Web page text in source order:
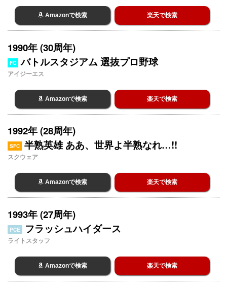
Amazonで検索 楽天で検索
1990年 (30周年)
FC バトルスタジアム 選抜プロ野球
アイジーエス
Amazonで検索 楽天で検索
1992年 (28周年)
SFC 半熟英雄 ああ、世界よ半熟なれ…!!
スクウェア
Amazonで検索 楽天で検索
1993年 (27周年)
PCE フラッシュハイダース
ライトスタッフ
Amazonで検索 楽天で検索